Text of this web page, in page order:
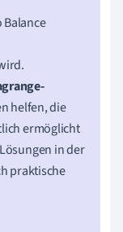
helfen, die
ermöglicht
in der
praktische